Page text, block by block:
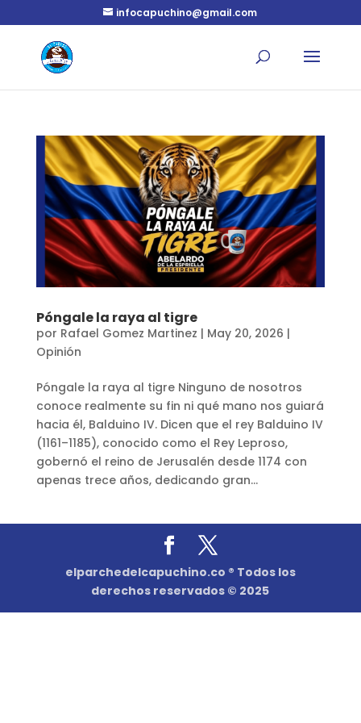
infocapuchino@gmail.com
Póngale la raya al tigre
por Rafael Gomez Martinez | May 20, 2026 |
Opinión
Póngale la raya al tigre Ninguno de nosotros
conoce realmente su fin ni qué mano nos guiará
hacia él, Balduino IV. Dicen que el rey Balduino IV
(1161–1185), conocido como el Rey Leproso,
gobernó el reino de Jerusalén desde 1174 con
apenas trece años, dedicando gran...
elparchedelcapuchino.co ® Todos los
derechos reservados © 2025